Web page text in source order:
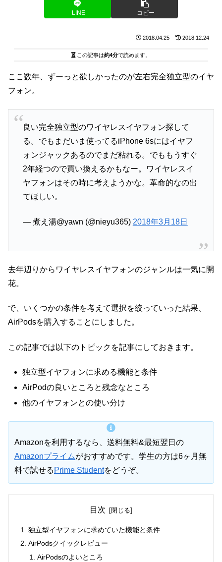
LINE コピー
2018.04.25 2018.12.24
この記事は約4分で読めます。
ここ数年、ずーっと欲しかったのが左右完全独立型のイヤ
フォン。
良い完全独立型のワイヤレスイヤフォン探して
る。でもまだいま使ってるiPhone 6sにはイヤフ
ォンジャックあるのでまだ粘れる。でももうすぐ
2年経つので買い換えるかもなー。ワイヤレスイ
ヤフォンはその時に考えようかな。革命的なの出
てほしい。
— 煮え湯@yawn (@nieyu365) 2018年3月18日
去年辺りからワイヤレスイヤフォンのジャンルは一気に開
花。
で、いくつかの条件を考えて選択を絞っていった結果、
AirPodsを購入することにしました。
この記事では以下のトピックを記事にしておきます。
独立型イヤフォンに求める機能と条件
AirPodの良いところと残念なところ
他のイヤフォンとの使い分け
Amazonを利用するなら、送料無料&最短翌日の
Amazonプライムがおすすめです。学生の方は6ヶ月無
料で試せる Prime Studentをどうぞ。
目次
独立型イヤフォンに求めていた機能と条件
AirPodsクイックレビュー
AirPodsのよいところ